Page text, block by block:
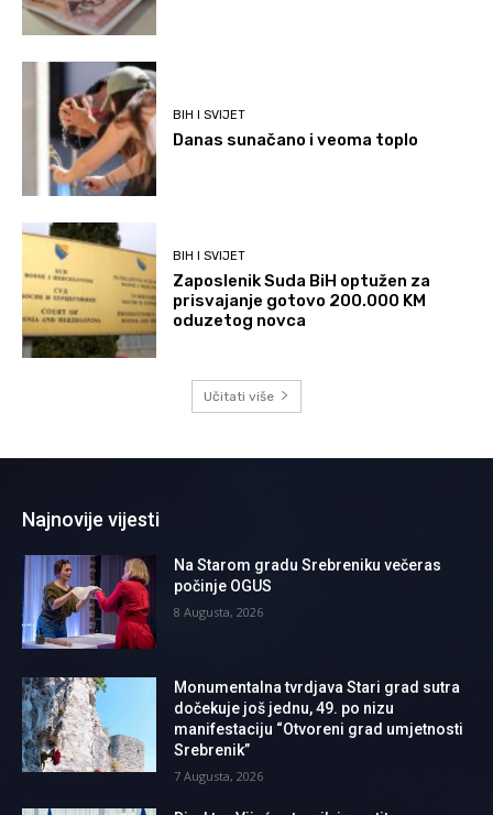
BIH I SVIJET
Danas sunačano i veoma toplo
BIH I SVIJET
Zaposlenik Suda BiH optužen za
prisvajanje gotovo 200.000 KM
oduzetog novca
Učitati više
Najnovije vijesti
Na Starom gradu Srebreniku večeras
počinje OGUS
8 Augusta, 2026
Monumentalna tvrdjava Stari grad sutra
dočekuje još jednu, 49. po nizu
manifestaciju “Otvoreni grad umjetnosti
Srebrenik”
7 Augusta, 2026